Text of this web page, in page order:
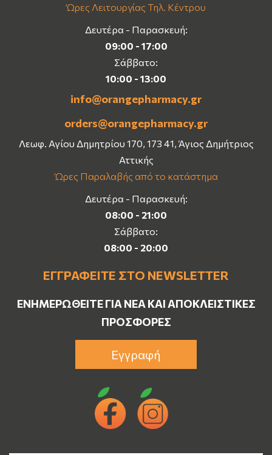
Ώρες Λειτουργίας Τηλ. Κέντρου
Δευτέρα - Παρασκευή:
09:00 - 17:00
Σάββατο:
10:00 - 13:00
info@orangepharmacy.gr
orders@orangepharmacy.gr
Λεωφ. Αγίου Δημητρίου 170, 173 41, Άγιος Δημήτριος
Αττικής
Ώρες Παραλαβής από το κατάστημα
Δευτέρα - Παρασκευή:
08:00 - 21:00
Σάββατο:
08:00 - 20:00
ΕΓΓΡΑΦΕΊΤΕ ΣΤΟ NEWSLETTER
ΕΝΗΜΕΡΩΘΕΊΤΕ ΓΙΑ ΝΈΑ ΚΑΙ ΑΠΟΚΛΕΙΣΤΙΚΈΣ
ΠΡΟΣΦΟΡΈΣ
Εγγραφή